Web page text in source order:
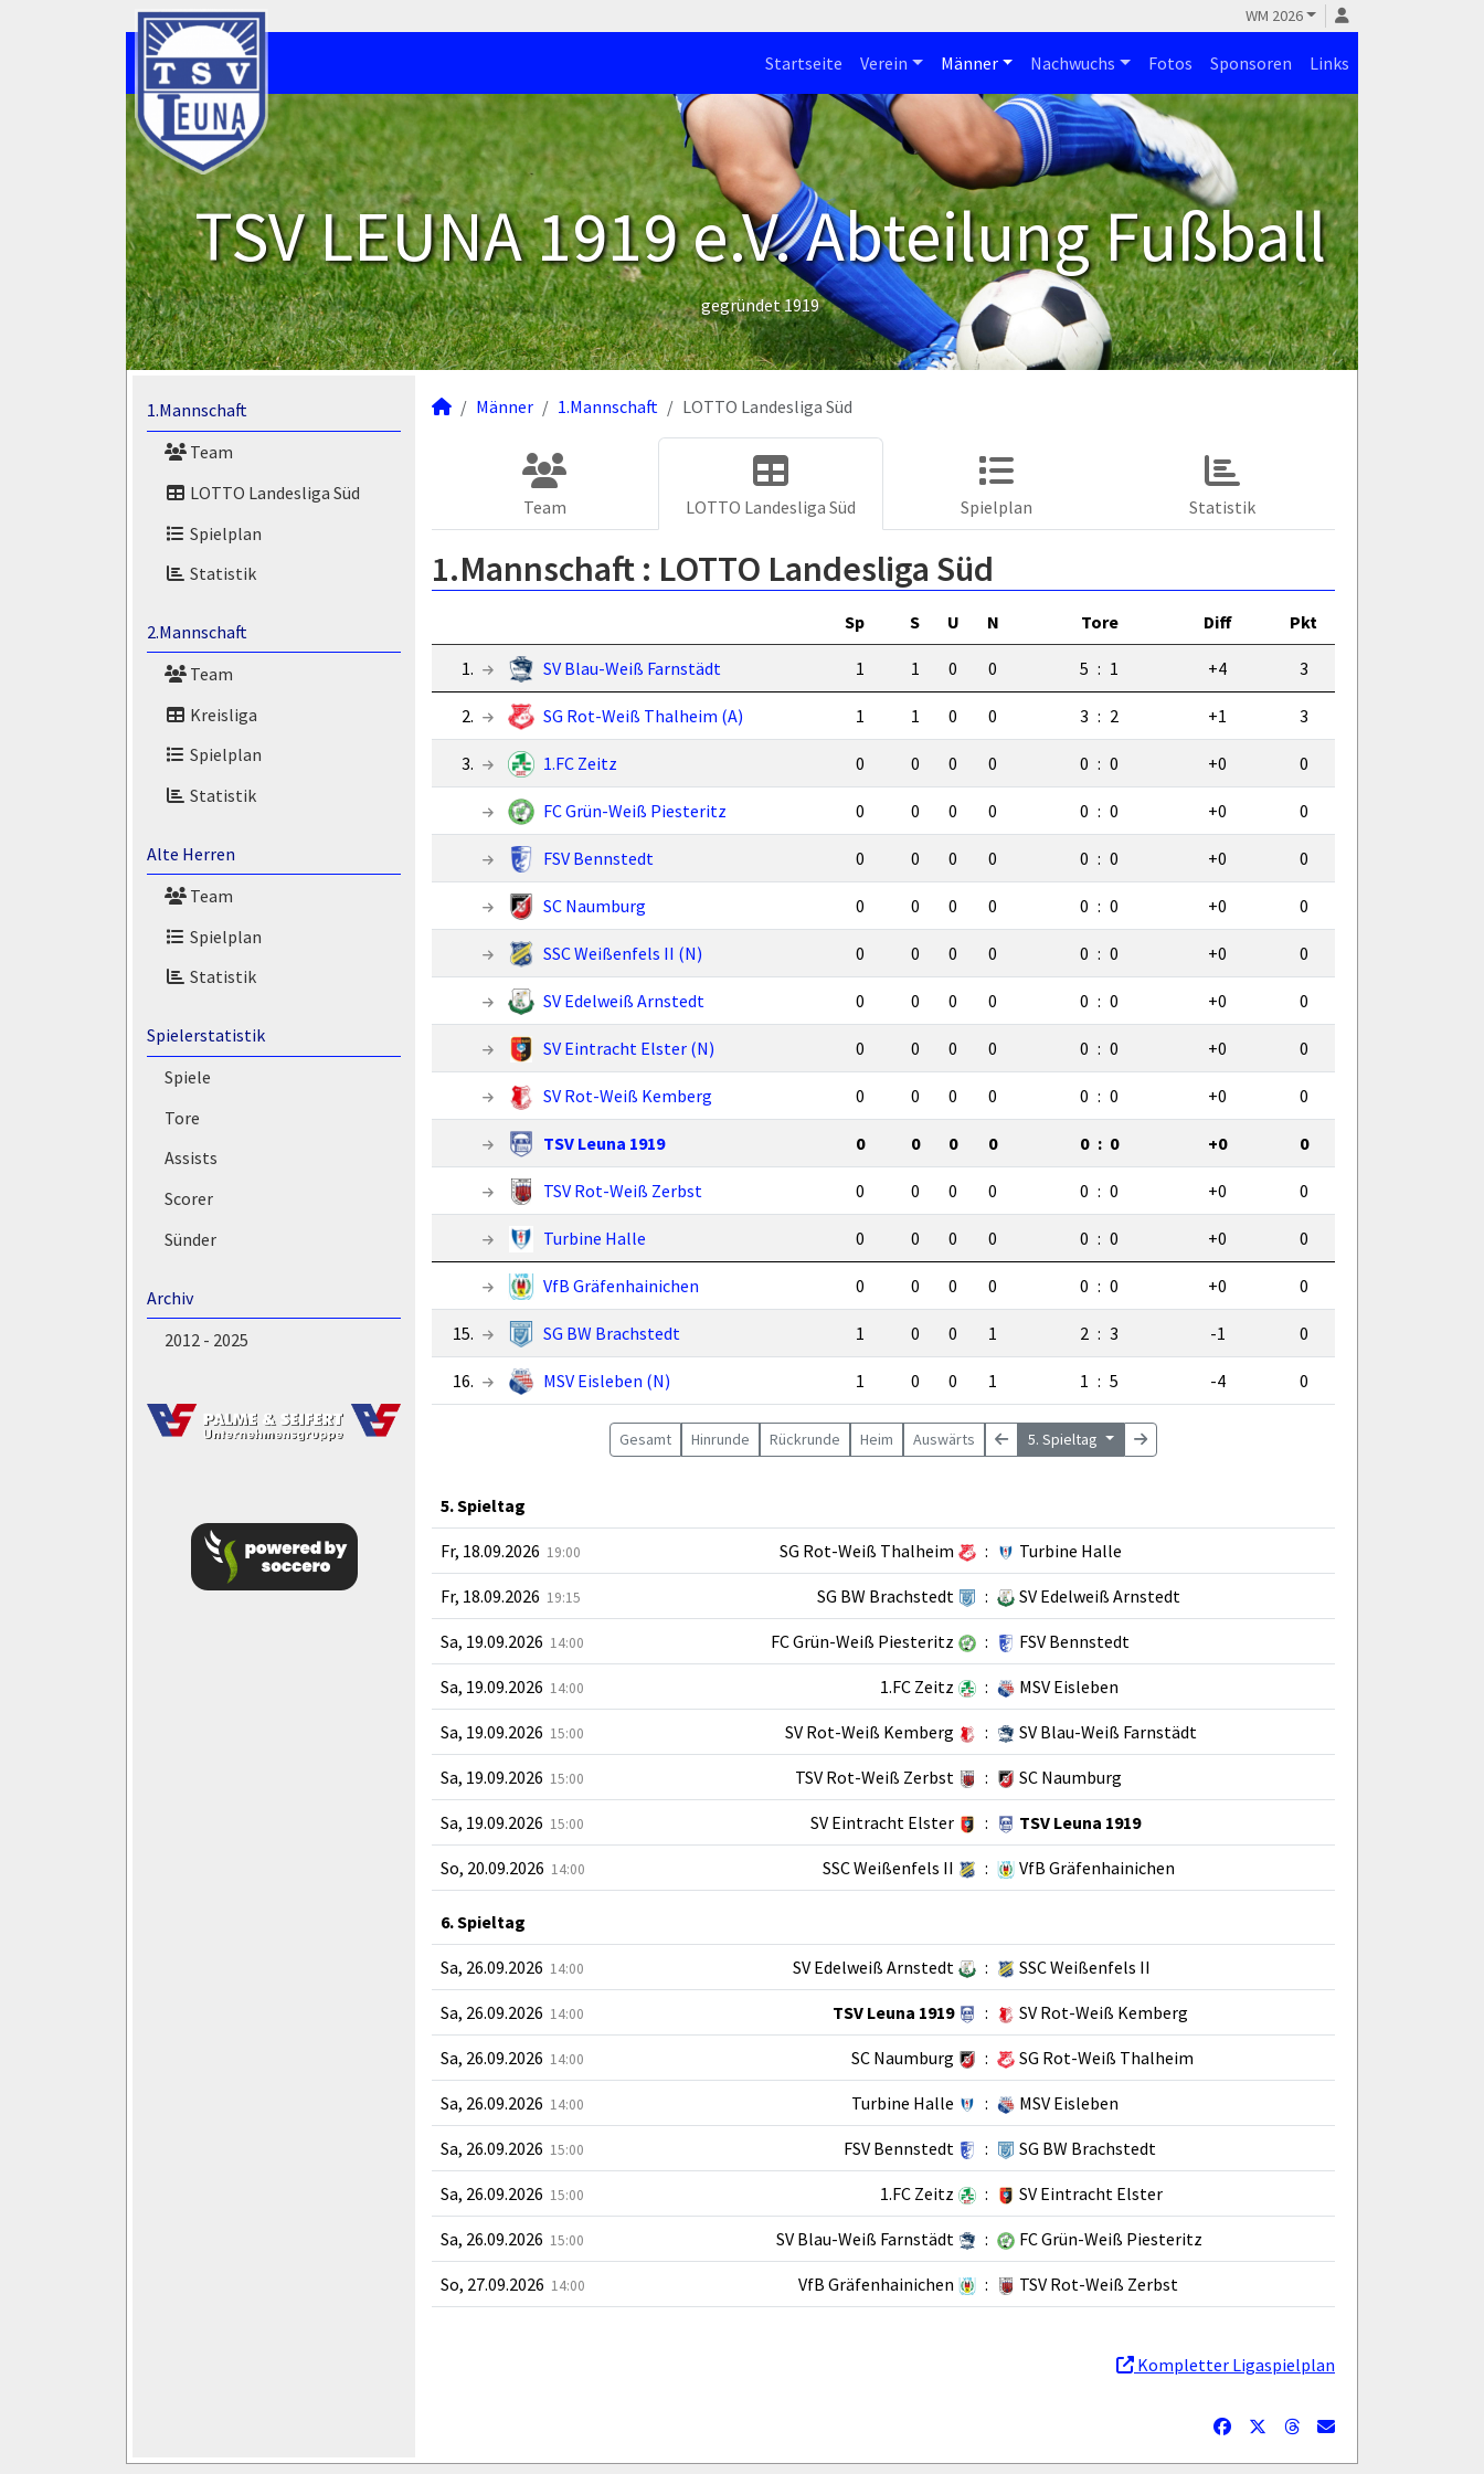
WM 2026
Startseite Verein Männer Nachwuchs Fotos Sponsoren Links
TSV LEUNA 1919 e.V. Abteilung Fußball
gegründet 1919
1.Mannschaft
Team
LOTTO Landesliga Süd
Spielplan
Statistik
2.Mannschaft
Team
Kreisliga
Spielplan
Statistik
Alte Herren
Team
Spielplan
Statistik
Spielerstatistik
Spiele
Tore
Assists
Scorer
Sünder
Archiv
2012 - 2025
Männer 1.Mannschaft LOTTO Landesliga Süd
Team LOTTO Landesliga Süd Spielplan Statistik
1.Mannschaft : LOTTO Landesliga Süd
Sp S U N Tore Diff Pkt
1. SV Blau-Weiß Farnstädt 1 1 0 0 5 : 1 +4 3
2. SG Rot-Weiß Thalheim (A) 1 1 0 0 3 : 2 +1 3
3. 1.FC Zeitz 0 0 0 0 0 : 0 +0 0
FC Grün-Weiß Piesteritz 0 0 0 0 0 : 0 +0 0
FSV Bennstedt 0 0 0 0 0 : 0 +0 0
SC Naumburg 0 0 0 0 0 : 0 +0 0
SSC Weißenfels II (N) 0 0 0 0 0 : 0 +0 0
SV Edelweiß Arnstedt 0 0 0 0 0 : 0 +0 0
SV Eintracht Elster (N) 0 0 0 0 0 : 0 +0 0
SV Rot-Weiß Kemberg 0 0 0 0 0 : 0 +0 0
TSV Leuna 1919 0 0 0 0 0 : 0 +0 0
TSV Rot-Weiß Zerbst 0 0 0 0 0 : 0 +0 0
Turbine Halle 0 0 0 0 0 : 0 +0 0
VfB Gräfenhainichen 0 0 0 0 0 : 0 +0 0
15. SG BW Brachstedt 1 0 0 1 2 : 3 -1 0
16. MSV Eisleben (N) 1 0 0 1 1 : 5 -4 0
Gesamt Hinrunde Rückrunde Heim Auswärts 5. Spieltag
5. Spieltag
Fr, 18.09.2026 19:00 SG Rot-Weiß Thalheim : Turbine Halle
Fr, 18.09.2026 19:15 SG BW Brachstedt : SV Edelweiß Arnstedt
Sa, 19.09.2026 14:00 FC Grün-Weiß Piesteritz : FSV Bennstedt
Sa, 19.09.2026 14:00 1.FC Zeitz : MSV Eisleben
Sa, 19.09.2026 15:00 SV Rot-Weiß Kemberg : SV Blau-Weiß Farnstädt
Sa, 19.09.2026 15:00 TSV Rot-Weiß Zerbst : SC Naumburg
Sa, 19.09.2026 15:00 SV Eintracht Elster : TSV Leuna 1919
So, 20.09.2026 14:00 SSC Weißenfels II : VfB Gräfenhainichen
6. Spieltag
Sa, 26.09.2026 14:00 SV Edelweiß Arnstedt : SSC Weißenfels II
Sa, 26.09.2026 14:00 TSV Leuna 1919 : SV Rot-Weiß Kemberg
Sa, 26.09.2026 14:00 SC Naumburg : SG Rot-Weiß Thalheim
Sa, 26.09.2026 14:00 Turbine Halle : MSV Eisleben
Sa, 26.09.2026 15:00 FSV Bennstedt : SG BW Brachstedt
Sa, 26.09.2026 15:00 1.FC Zeitz : SV Eintracht Elster
Sa, 26.09.2026 15:00 SV Blau-Weiß Farnstädt : FC Grün-Weiß Piesteritz
So, 27.09.2026 14:00 VfB Gräfenhainichen : TSV Rot-Weiß Zerbst
Kompletter Ligaspielplan